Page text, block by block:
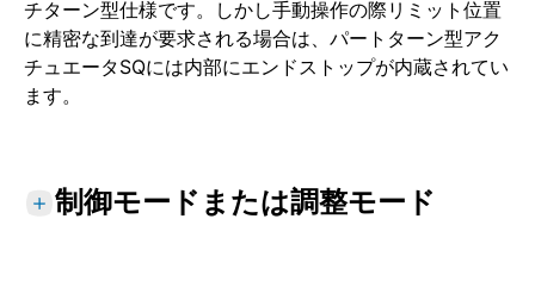
チターン型仕様です。しかし手動操作の際リミット位置
に精密な到達が要求される場合は、パートターン型アク
チュエータSQには内部にエンドストップが内蔵されてい
ます。
制御モードまたは調整モード